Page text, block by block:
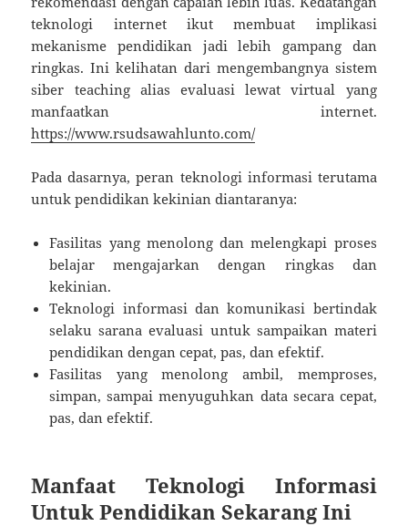
teknologi internet ikut membuat implikasi
mekanisme pendidikan jadi lebih gampang dan
ringkas. Ini kelihatan dari mengembangnya sistem
siber teaching alias evaluasi lewat virtual yang
manfaatkan internet.
https://www.rsudsawahlunto.com/
Pada dasarnya, peran teknologi informasi terutama
untuk pendidikan kekinian diantaranya:
Fasilitas yang menolong dan melengkapi proses
belajar mengajarkan dengan ringkas dan
kekinian.
Teknologi informasi dan komunikasi bertindak
selaku sarana evaluasi untuk sampaikan materi
pendidikan dengan cepat, pas, dan efektif.
Fasilitas yang menolong ambil, memproses,
simpan, sampai menyuguhkan data secara cepat,
pas, dan efektif.
Manfaat Teknologi Informasi
Untuk Pendidikan Sekarang Ini